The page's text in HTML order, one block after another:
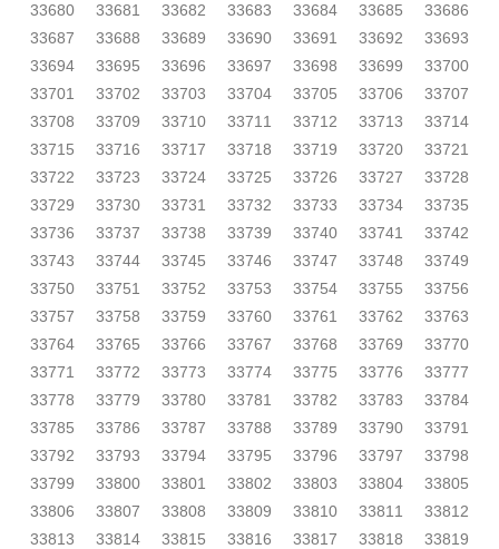
33680
33681 33682 33683 33684 33685
33686
33687
33688 33689 33690 33691 33692
33693
33694
33695 33696 33697 33698 33699
33700
33701
33702 33703 33704 33705 33706
33707
33708
33709 33710 33711 33712 33713
33714
33715
33716 33717 33718 33719 33720
33721
33722
33723 33724 33725 33726 33727
33728
33729
33730 33731 33732 33733 33734
33735
33736
33737 33738 33739 33740 33741
33742
33743
33744 33745 33746 33747 33748
33749
33750
33751 33752 33753 33754 33755
33756
33757
33758 33759 33760 33761 33762
33763
33764
33765 33766 33767 33768 33769
33770
33771
33772 33773 33774 33775 33776
33777
33778
33779 33780 33781 33782 33783
33784
33785
33786 33787 33788 33789 33790
33791
33792
33793 33794 33795 33796 33797
33798
33799
33800 33801 33802 33803 33804
33805
33806
33807 33808 33809 33810 33811
33812
33813
33814 33815 33816 33817 33818
33819